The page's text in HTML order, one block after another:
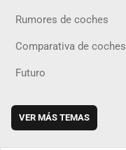
Rumores de coches
Comparativa de coches
Futuro
VER MÁS TEMAS